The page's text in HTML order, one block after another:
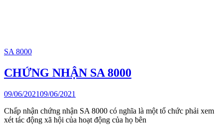
SA 8000
CHỨNG NHẬN SA 8000
09/06/202109/06/2021
Chấp nhận chứng nhận SA 8000 có nghĩa là một tổ chức phải xem
xét tác động xã hội của hoạt động của họ bên